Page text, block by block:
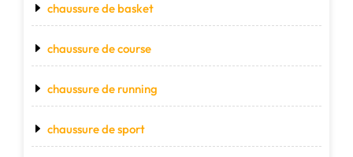
chaussure de basket
chaussure de course
chaussure de running
chaussure de sport